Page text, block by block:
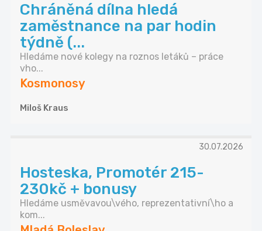
Chráněná dílna hledá
zaměstnance na par hodin
týdně (...
Hledáme nové kolegy na roznos letáků – práce
vho...
Kosmonosy
Miloš Kraus
30.07.2026
Hosteska, Promotér 215-
230kč + bonusy
Hledáme usměvavou\vého, reprezentativní\ho a
kom...